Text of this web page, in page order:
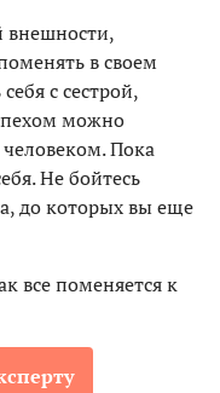
внешности,
в своем
с сестрой,
можно
Пока
Не бойтесь
до которых вы еще
все поменяется к